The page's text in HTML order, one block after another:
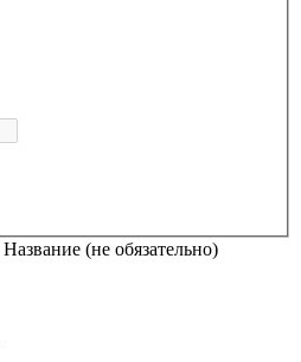
Название (не обязательно)